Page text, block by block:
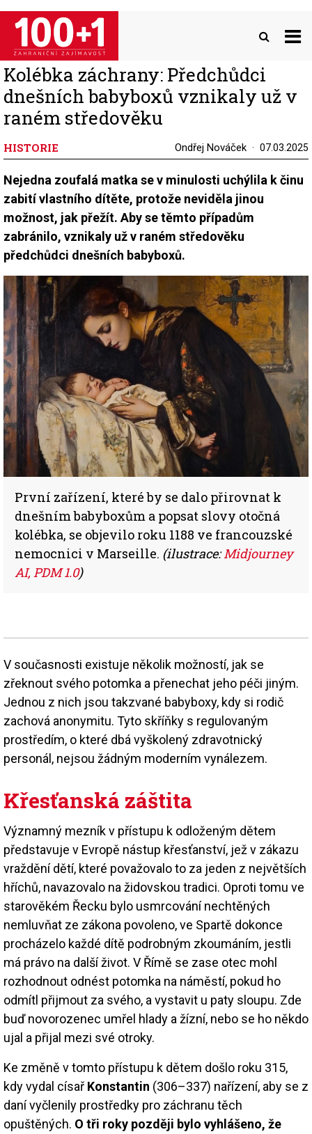
Přejít
hlavnímu
obsahu
Kolébka záchrany: Předchůdci
dnešních babyboxů vznikaly už v
raném středověku
HISTORIE Ondřej Nováček 07.03.2025
Nejedna zoufalá matka se v minulosti uchýlila k činu
zabití vlastního dítěte, protože neviděla jinou
možnost, jak přežít. Aby se těmto případům
zabránilo, vznikaly už v raném středověku
předchůdci dnešních babyboxů.
První zařízení, které by se dalo přirovnat k
dnešním babyboxům a popsat slovy otočná
kolébka, se objevilo roku 1188 ve francouzské
nemocnici v Marseille. (ilustrace:Midjourney
AI, PDM 1.0)
V současnosti existuje několik možností, jak se
zřeknout svého potomka a přenechat jeho péči jiným.
Jednou z nich jsou takzvané babyboxy, kdy si rodič
zachová anonymitu. Tyto skříňky s regulovaným
prostředím, o které dbá vyškolený zdravotnický
personál, nejsou žádným moderním vynálezem.
Křesťanská záštita
Významný mezník v přístupu k odloženým dětem
představuje v Evropě nástup křesťanství, jež v zákazu
vraždění dětí, které považovalo to za jeden z největších
hříchů, navazovalo na židovskou tradici. Oproti tomu ve
starověkém Řecku bylo usmrcování nechtěných
nemluvňat ze zákona povoleno, ve Spartě dokonce
procházelo každé dítě podrobným zkoumáním, jestli
má právo na další život. V Římě se zase otec mohl
rozhodnout odnést potomka na náměstí, pokud ho
odmítl přijmout za svého, a vystavit u paty sloupu. Zde
buď novorozenec umřel hlady a žízní, nebo se ho někdo
ujal a přijal mezi své otroky.
Ke změně v tomto přístupu k dětem došlo roku 315,
kdy vydal císař Konstantin (306–337) nařízení, aby se z
daní vyčlenily prostředky pro záchranu těch
opuštěných. O tři roky později bylo vyhlášeno, že